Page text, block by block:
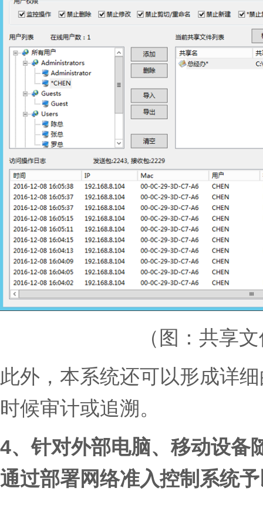
（图：共享
此外，本系统还可以形成详
时候审计或追溯。
4、针对外部电脑、移动设备
通过部署网络准入控制系统